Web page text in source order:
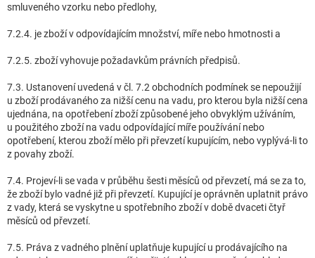
smluveného vzorku nebo předlohy,
7.2.4. je zboží v odpovídajícím množství, míře nebo hmotnosti a
7.2.5. zboží vyhovuje požadavkům právních předpisů.
7.3. Ustanovení uvedená v čl. 7.2 obchodních podmínek se nepoužijí
u zboží prodávaného za nižší cenu na vadu, pro kterou byla nižší cena
ujednána, na opotřebení zboží způsobené jeho obvyklým užíváním,
u použitého zboží na vadu odpovídající míře používání nebo
opotřebení, kterou zboží mělo při převzetí kupujícím, nebo vyplývá-li to
z povahy zboží.
7.4. Projeví-li se vada v průběhu šesti měsíců od převzetí, má se za to,
že zboží bylo vadné již při převzetí. Kupující je oprávněn uplatnit právo
z vady, která se vyskytne u spotřebního zboží v době dvaceti čtyř
měsíců od převzetí.
7.5. Práva z vadného plnění uplatňuje kupující u prodávajícího na